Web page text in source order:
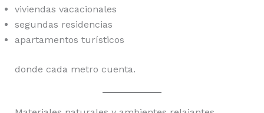
viviendas vacacionales
segundas residencias
apartamentos turísticos
donde cada metro cuenta.